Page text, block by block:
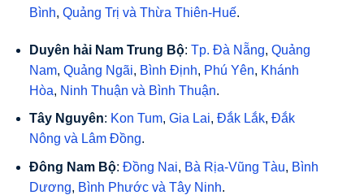
Bình, Quảng Trị và Thừa Thiên-Huế.
Duyên hải Nam Trung Bộ: Tp. Đà Nẵng, Quảng
Nam, Quảng Ngãi, Bình Định, Phú Yên, Khánh
Hòa, Ninh Thuận và Bình Thuận.
Tây Nguyên: Kon Tum, Gia Lai, Đắk Lắk, Đắk
Nông và Lâm Đồng.
Đông Nam Bộ: Đồng Nai, Bà Rịa-Vũng Tàu, Bình
Dương, Bình Phước và Tây Ninh.